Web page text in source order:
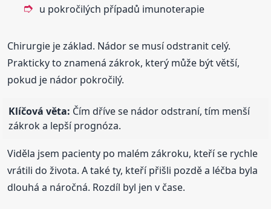
u pokročilých případů imunoterapie
Chirurgie je základ. Nádor se musí odstranit celý.
Prakticky to znamená zákrok, který může být větší,
pokud je nádor pokročilý.
Klíčová věta: Čím dříve se nádor odstraní, tím menší
zákrok a lepší prognóza.
Viděla jsem pacienty po malém zákroku, kteří se rychle
vrátili do života. A také ty, kteří přišli pozdě a léčba byla
dlouhá a náročná. Rozdíl byl jen v čase.